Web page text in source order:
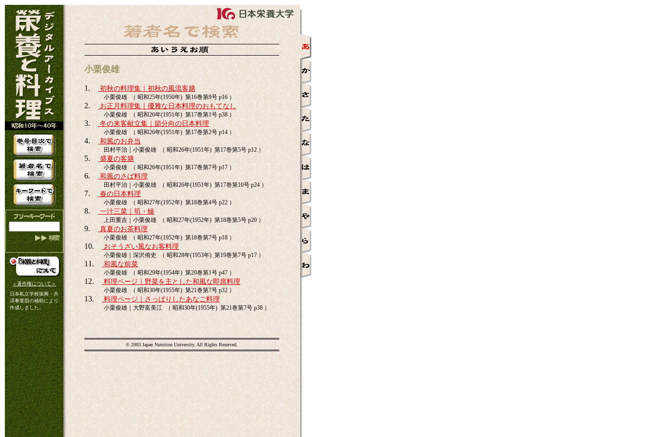
＜著作権について＞
日本私立学校振興・共
済事業団の補助により
作成しました。
小栗俊雄
1. 初秋の料理集｜初秋の風流客膳
小栗俊雄 （ 昭和25年(1950年) 第16巻第9号 p16 ）
2. お正月料理集｜優雅な日本料理のおもてなし
小栗俊雄 （ 昭和26年(1951年) 第17巻第1号 p38 ）
3. 冬の来客献立集｜節分向の日本料理
小栗俊雄 （ 昭和26年(1951年) 第17巻第2号 p14 ）
4. 和風のお弁当
田村平治｜小栗俊雄 （ 昭和26年(1951年) 第17巻第5号 p12 ）
5. 盛夏の客膳
小栗俊雄 （ 昭和26年(1951年) 第17巻第7号 p17 ）
6. 和風のさば料理
田村平治｜小栗俊雄 （ 昭和26年(1951年) 第17巻第10号 p24 ）
7. 春の日本料理
小栗俊雄 （ 昭和27年(1952年) 第18巻第4号 p22 ）
8. 一汁三菜｜筍・鰺
上田重吉｜小栗俊雄 （ 昭和27年(1952年) 第18巻第5号 p20 ）
9. 真夏のお茶料理
小栗俊雄 （ 昭和27年(1952年) 第18巻第7号 p18 ）
10. おそうざい風なお客料理
小栗俊雄｜深沢侑史 （ 昭和28年(1953年) 第19巻第7号 p17 ）
11. 和風な前菜
小栗俊雄 （ 昭和29年(1954年) 第20巻第1号 p47 ）
12. 料理ページ｜野菜を主とした和風な即席料理
小栗俊雄 （ 昭和30年(1955年) 第21巻第7号 p32 ）
13. 料理ページ｜さっぱりしたあなご料理
小栗俊雄｜大野富美江 （ 昭和30年(1955年) 第21巻第7号 p38 ）
© 2003 Japan Nutrition University. All Rights Reserved.